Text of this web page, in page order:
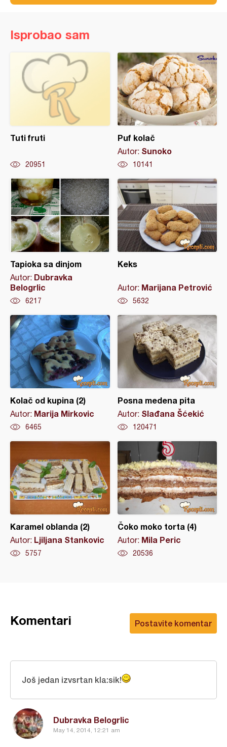
Isprobao sam
Tuti fruti
20951
Puf kolač
Autor: Sunoko
10141
Tapioka sa dinjom
Autor: Dubravka
Belogrlic
6217
Keks
Autor: Marijana Petrović
5632
Kolač od kupina (2)
Autor: Marija Mirkovic
6465
Posna medena pita
Autor: Slađana Šćekić
120471
Karamel oblanda (2)
Autor: Ljiljana Stankovic
5757
Čoko moko torta (4)
Autor: Mila Peric
20536
Postavite komentar
Komentari
Dubravka Belogrlic
May 14, 2014, 12:21 am
Još jedan izvsrtan kla:sik!